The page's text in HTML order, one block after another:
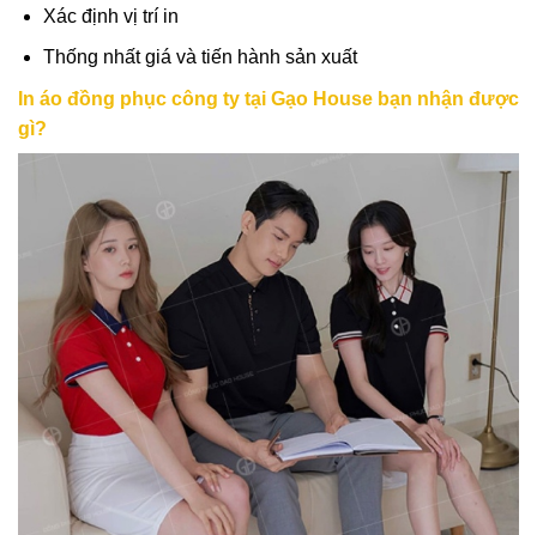
Xác định vị trí in
Thống nhất giá và tiến hành sản xuất
In áo đồng phục công ty tại Gạo House bạn nhận được
gì?